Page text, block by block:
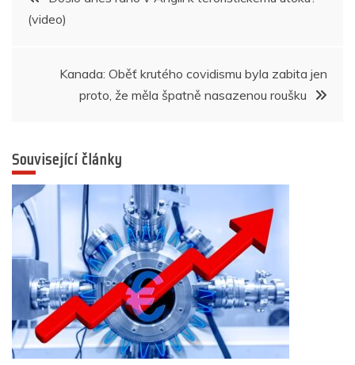
o
o
p g
n m
pro
příspěvek
(video)
Kanada: Oběť krutého covidismu byla zabita jen
proto, že měla špatně nasazenou roušku
Související články